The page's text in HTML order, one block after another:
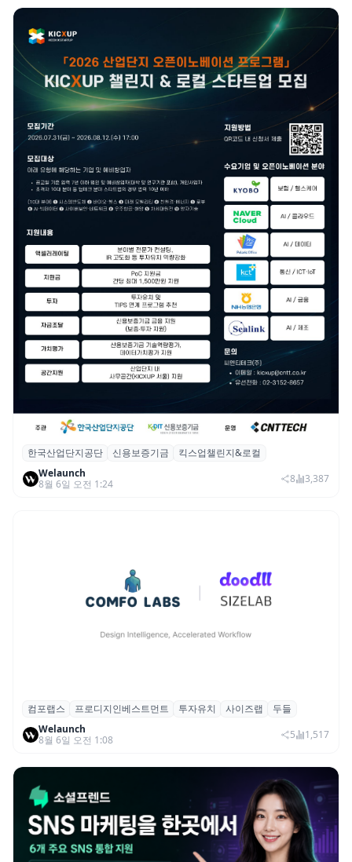
산단공·신보, 2026 ‘킥스업 챌린지&로컬’ 참
여 스타트업 모집
한국산업단지공단 신용보증기금
킥스업챌린지&로컬
Welaunch
8월 6일 오전 1:24
8 3,387
컴포랩스, 프로디지인베스트먼트로부터 시
드 투자 유치
컴포랩스 프로디지인베스트먼트 투자유치 사이즈랩
두들
Welaunch
8월 6일 오전 1:08
5 1,517